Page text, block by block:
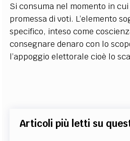
Si consuma nel momento in
promessa di voti. L’elemento
specifico, inteso come
consegnare denaro con lo
l’appoggio elettorale cioè lo
Articoli più letti su